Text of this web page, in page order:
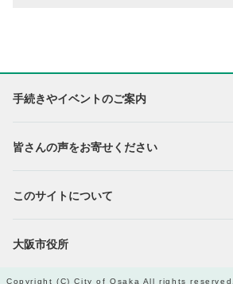
手続きやイベントのご案内
皆さんの声をお寄せください
このサイトについて
大阪市役所
Copyright (C) City of Osaka All rights reserved.